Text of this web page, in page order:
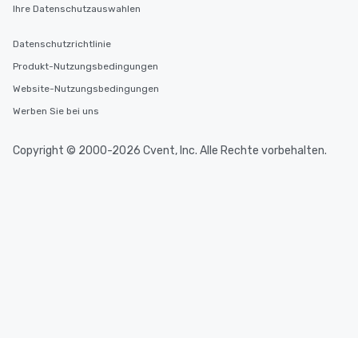
Ihre Datenschutzauswahlen
Datenschutzrichtlinie
Produkt-Nutzungsbedingungen
Website-Nutzungsbedingungen
Werben Sie bei uns
Copyright © 2000-2026 Cvent, Inc. Alle Rechte vorbehalten.